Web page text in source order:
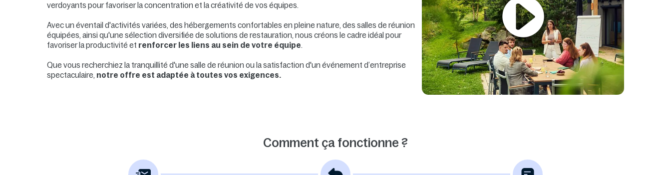
verdoyants pour favoriser la concentration et la créativité de vos équipes.
Avec un éventail d'activités variées, des hébergements confortables en pleine nature, des salles de réunion
équipées, ainsi qu'une sélection diversifiée de solutions de restauration, nous créons le cadre idéal pour
favoriser la productivité et renforcer les liens au sein de votre équipe.
Que vous recherchiez la tranquillité d'une salle de réunion ou la satisfaction d'un événement d’entreprise
spectaculaire, notre offre est adaptée à toutes vos exigences.
Comment ça fonctionne ?